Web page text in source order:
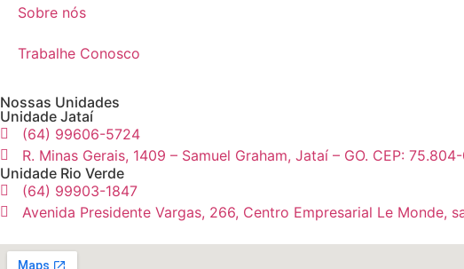
Sobre nós
Trabalhe Conosco
Nossas Unidades
Unidade Jataí
(64) 99606-5724
R. Minas Gerais, 1409 – Samuel Graham, Jataí – GO. CEP:
Unidade Rio Verde
(64) 99903-1847
Avenida Presidente Vargas, 266, Centro Empresarial Le Monde,